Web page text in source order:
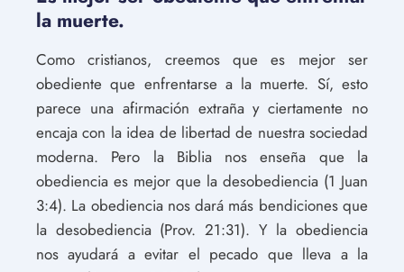
la muerte.
Como cristianos, creemos que es mejor ser
obediente que enfrentarse a la muerte. Sí, esto
parece una afirmación extraña y ciertamente no
encaja con la idea de libertad de nuestra sociedad
moderna. Pero la Biblia nos enseña que la
obediencia es mejor que la desobediencia (1 Juan
3:4). La obediencia nos dará más bendiciones que
la desobediencia (Prov. 21:31). Y la obediencia
nos ayudará a evitar el pecado que lleva a la